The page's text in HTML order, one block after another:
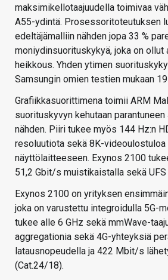
maksimikellotaajuudella toimivaa
A55-ydintä. Prosessoritoteutuksen
edeltäjämalliin nähden jopa 33 %
moniydinsuorituskykyä, joka on ollut
heikkous. Yhden ytimen
Samsungin omien testien mukaan 19
Grafiikkasuorittimena toimii ARM
suorituskyvyn kehutaan
nähden. Piiri tukee myös 144 Hz:n
resoluutiota sekä 8K-
näyttölaitteeseen. Exynos 2100
51,2 Gbit/s muistikaistalla sekä
Exynos 2100 on yrityksen
joka on varustettu integroidulla 5G-
tukee alle 6 GHz sekä mmWave-
aggregationia sekä 4G-yhteyksiä
latausnopeudella ja 422 Mbit/s
(Cat.24/18).